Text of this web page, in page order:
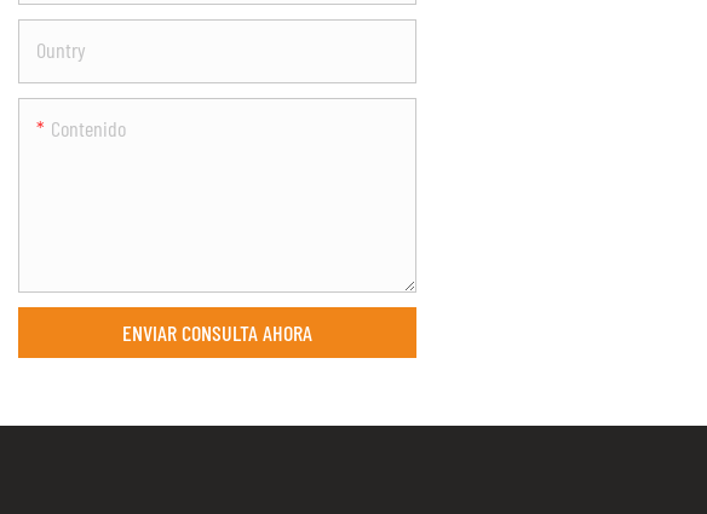
Ountry
Contenido
ENVIAR CONSULTA AHORA